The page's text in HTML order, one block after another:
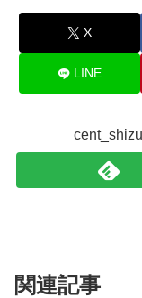
X
LINE
関連記事